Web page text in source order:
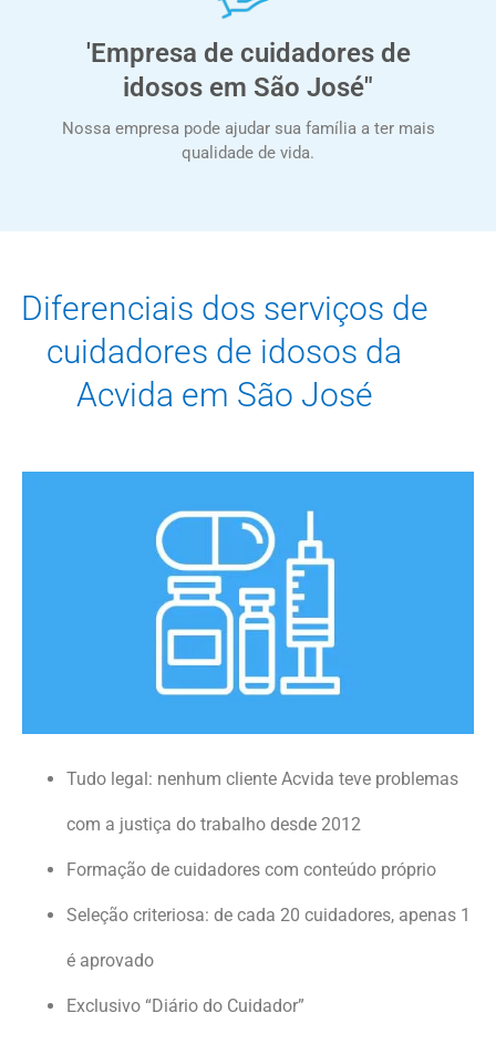
'Empresa de cuidadores de
idosos em São José"
Nossa empresa pode ajudar sua família a ter mais
qualidade de vida.
Diferenciais dos serviços de
cuidadores de idosos da
Acvida em São José
Tudo legal: nenhum cliente Acvida teve problemas
com a justiça do trabalho desde 2012
Formação de cuidadores com conteúdo próprio
Seleção criteriosa: de cada 20 cuidadores, apenas 1
é aprovado
Exclusivo “Diário do Cuidador”